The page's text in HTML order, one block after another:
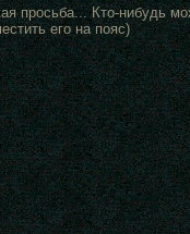
просьба... Кто-нибудь
его на пояс)